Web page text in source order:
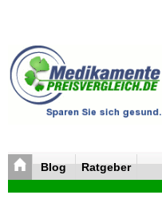
Blog Ratgeber